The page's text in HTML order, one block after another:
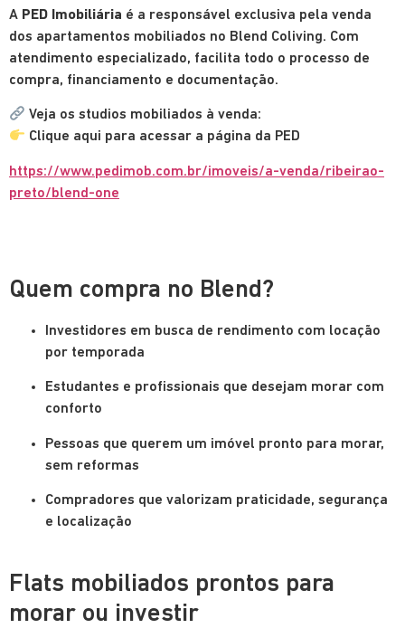
A PED Imobiliária é a responsável exclusiva pela venda
dos apartamentos mobiliados no Blend Coliving. Com
atendimento especializado, facilita todo o processo de
compra, financiamento e documentação.
Veja os studios mobiliados à venda:
Clique aqui para acessar a página da PED
https://www.pedimob.com.br/imoveis/a-venda/ribeirao-
preto/blend-one
Quem compra no Blend?
Investidores em busca de rendimento com locação
por temporada
Estudantes e profissionais que desejam morar com
conforto
Pessoas que querem um imóvel pronto para morar,
sem reformas
Compradores que valorizam praticidade, segurança
e localização
Flats mobiliados prontos para
morar ou investir